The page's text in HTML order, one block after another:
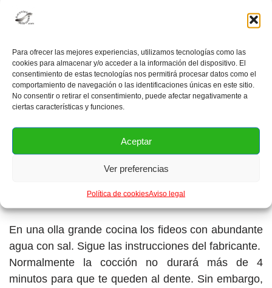
Para ofrecer las mejores experiencias, utilizamos tecnologías como las
cookies para almacenar y/o acceder a la información del dispositivo. El
consentimiento de estas tecnologías nos permitirá procesar datos como el
comportamiento de navegación o las identificaciones únicas en este sitio.
No consentir o retirar el consentimiento, puede afectar negativamente a
ciertas características y funciones.
Aceptar
Ver preferencias
Política de cookiesAviso legal
Añade el curry y mezcla.
ketchup, el pimentón o ají dulce y las zanahorias
cortados en julianasy deja cocinar tres minutos a
fuego medio.
Condimenta con sal, chili y pimienta a tu gusto.
En una olla grande cocina los fideos con abundante
agua con sal. Sigue las instrucciones del fabricante.
Normalmente la cocción no durará más de 4
minutos para que te queden al dente. Sin embargo,